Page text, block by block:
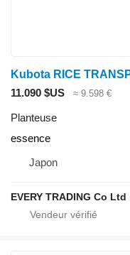
Kubota RICE
11.090 $US
≈ 9.598 €
Planteuse
essence
Japon
EVERY TRADING Co Ltd